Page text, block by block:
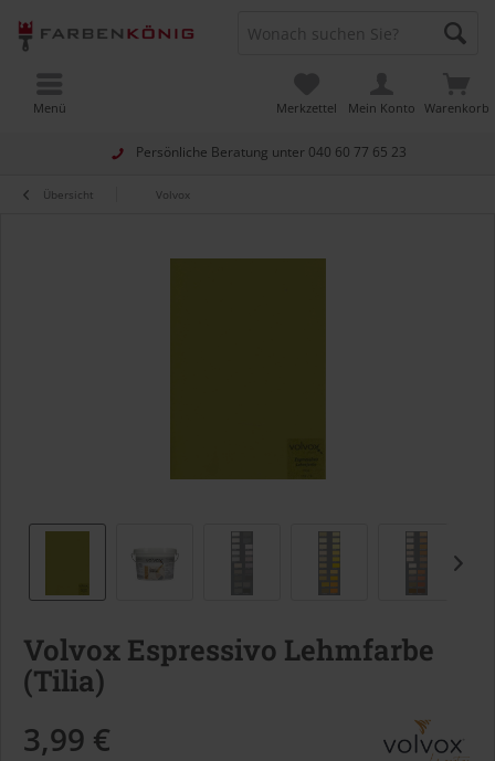
Persönliche Beratung unter 040 60 77 65 23
Warenkorb
Merkzettel Mein Konto
Menü
Übersicht Volvox
Volvox Espressivo Lehmfarbe
(Tilia)
3,99 €